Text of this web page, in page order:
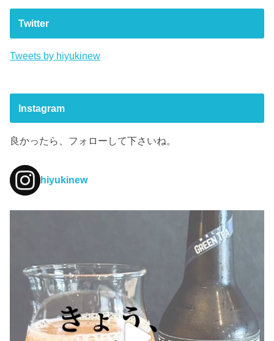
Twitter
Tweets by hiyukinew
Instagram
良かったら、フォローして下さいね。
hiyukinew